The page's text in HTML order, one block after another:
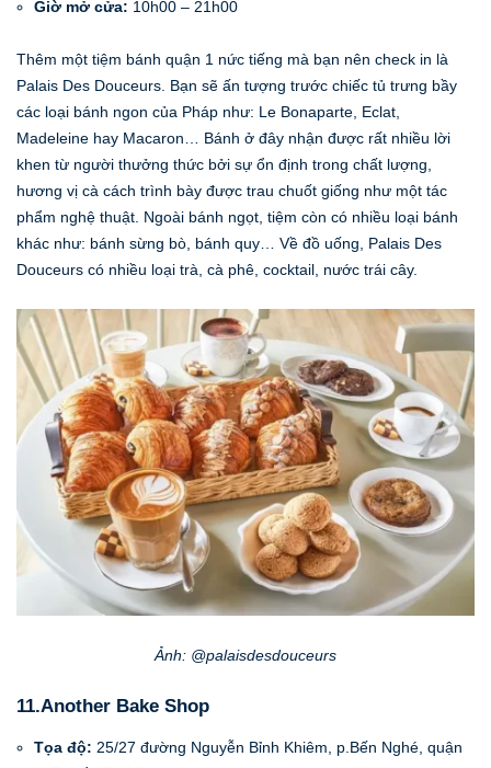
Giờ mở cửa: 10h00 – 21h00
Thêm một tiệm bánh quận 1 nức tiếng mà bạn nên check in là
Palais Des Douceurs. Bạn sẽ ấn tượng trước chiếc tủ trưng bầy
các loại bánh ngon của Pháp như: Le Bonaparte, Eclat,
Madeleine hay Macaron… Bánh ở đây nhận được rất nhiều lời
khen từ người thưởng thức bởi sự ổn định trong chất lượng,
hương vị cà cách trình bày được trau chuốt giống như một tác
phẩm nghệ thuật. Ngoài bánh ngọt, tiệm còn có nhiều loại bánh
khác như: bánh sừng bò, bánh quy… Về đồ uống, Palais Des
Douceurs có nhiều loại trà, cà phê, cocktail, nước trái cây.
Ảnh: @palaisdesdouceurs
11.Another Bake Shop
Tọa độ: 25/27 đường Nguyễn Bỉnh Khiêm, p.Bến Nghé, quận